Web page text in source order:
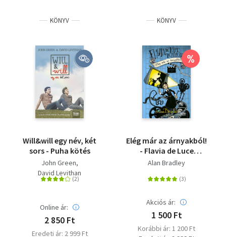
KÖNYV
Will&will egy név, két
sors - Puha kötés
John Green
David Levithan
Online ár:
2 850 Ft
Eredeti ár: 2 999 Ft
KÖNYV
%
Elég már az árnyakból!
- Flavia de Luce
rejtélyei 4. rész
Alan Bradley
Akciós ár:
1 500 Ft
Korábbi ár: 1 200 Ft